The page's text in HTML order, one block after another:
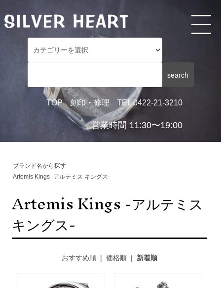
TOP 刻印・修理 TEL 0422-21-3210
営業時間 11:30〜19:00
ブランド名から探す
Artemis Kings -アルテミス キングス-
Artemis Kings -アルテミス
キングス-
おすすめ順| 価格順| 新着順